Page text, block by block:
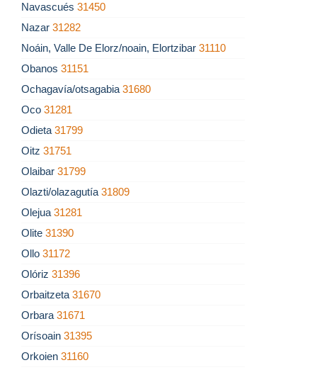
Navascués 31450
Nazar 31282
Noáin, Valle De Elorz/noain, Elortzibar 31110
Obanos 31151
Ochagavía/otsagabia 31680
Oco 31281
Odieta 31799
Oitz 31751
Olaibar 31799
Olazti/olazagutía 31809
Olejua 31281
Olite 31390
Ollo 31172
Olóriz 31396
Orbaitzeta 31670
Orbara 31671
Orísoain 31395
Orkoien 31160